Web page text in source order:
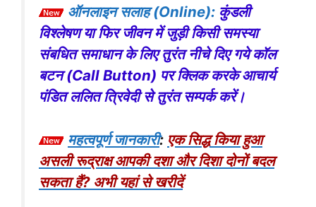
ऑनलाइन सलाह (Online): कुंडली
विश्लेषण या फिर जीवन में जुड़ी किसी समस्या
संबधित समाधान के लिए तुरंत नीचे दिए गये कॉल
बटन (Call Button) पर क्लिक करके आचार्य
पंडित ललित त्रिवेदी से तुरंत सम्पर्क करें।
महत्वपूर्ण जानकारी: एक सिद्ध किया हुआ
असली रूद्राक्ष आपकी दशा और दिशा दोनों बदल
सकता हैं? अभी यहां से खरीदें